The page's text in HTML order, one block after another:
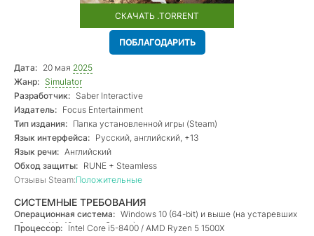
СКАЧАТЬ .TORRENT
ПОБЛАГОДАРИТЬ
Дата: 20 мая 2025
Жанр: Simulator
Разработчик: Saber Interactive
Издатель: Focus Entertainment
Тип издания: Папка установленной игры (Steam)
Язык интерфейса: Русский, английский, +13
Язык речи: Английский
Обход защиты: RUNE + Steamless
Отзывы Steam:Положительные
СИСТЕМНЫЕ ТРЕБОВАНИЯ
Операционная система: Windows 10 (64-bit) и выше (на устаревших
сборках Win10 не заработает)
Процессор: Intel Core i5-8400 / AMD Ryzen 5 1500X